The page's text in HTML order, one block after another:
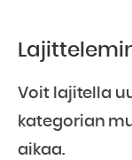
Voit lajitella
kategorian
aikaa.